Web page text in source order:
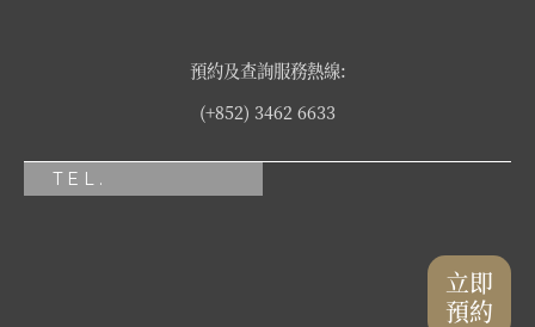
預約及查詢服務熱線:
(+852) 3462 6633
TEL.
立即
預約